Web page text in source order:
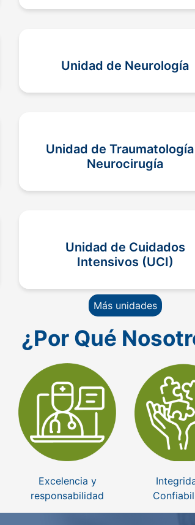
Unidad de Neurología
Unidad de
Neurocirugía
Unidad de Cuidados
Intensivos (UCI)
Más unidades
¿Por Qué
Excelencia y
responsabilidad